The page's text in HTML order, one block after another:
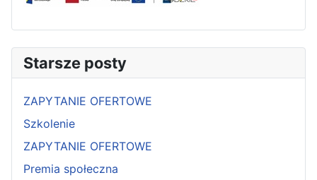
Starsze posty
ZAPYTANIE OFERTOWE
Szkolenie
ZAPYTANIE OFERTOWE
Premia społeczna